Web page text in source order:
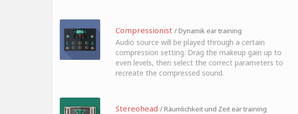
Compressionist / Dynamik ear training
Audio source will be played through a certain
compression setting. Drag the makeup gain up to
even levels, then select the correct parameters to
recreate the compressed sound.
Stereohead / Räumlichkeit und Zeit ear training